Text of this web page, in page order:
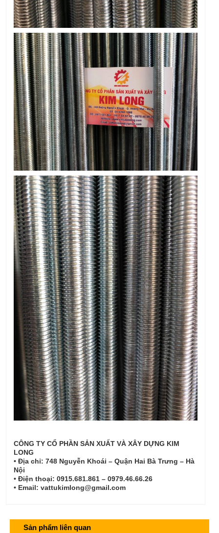
CÔNG TY CỔ PHẦN SẢN XUẤT VÀ XÂY DỰNG KIM
LONG
• Địa chỉ: 748 Nguyễn Khoái – Quận Hai Bà Trưng – Hà
Nội
• Điện thoại: 0915.681.861 – 0979.46.66.26
• Email: vattukimlong@gmail.com
Sản phẩm liên quan